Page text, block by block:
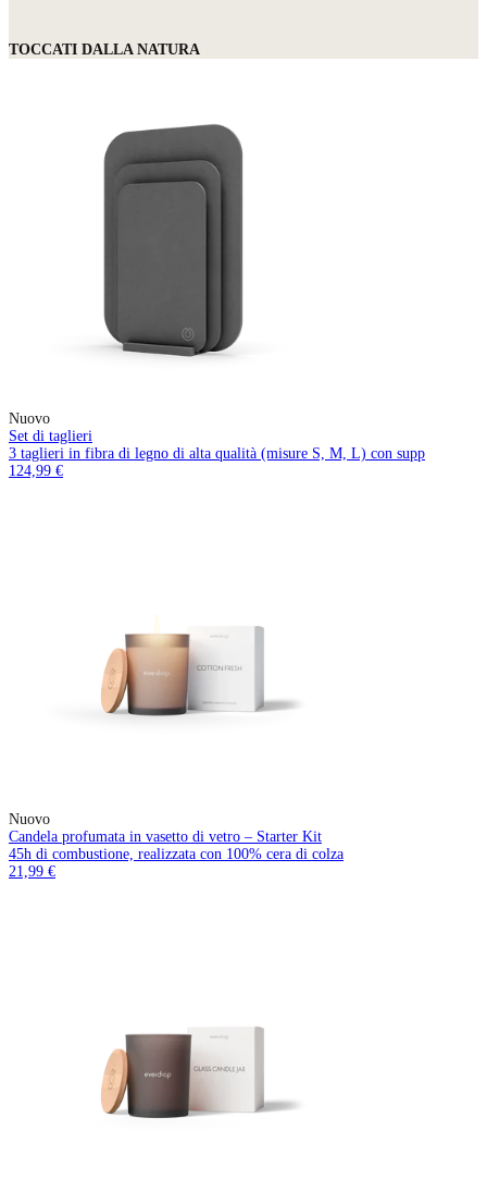
TOCCATI DALLA NATURA
Nuovo
Set di taglieri
3 taglieri in fibra di legno di alta qualità (misure S, M, L) con supp
124,99 €
Nuovo
Candela profumata in vasetto di vetro – Starter Kit
45h di combustione, realizzata con 100% cera di colza
21,99 €